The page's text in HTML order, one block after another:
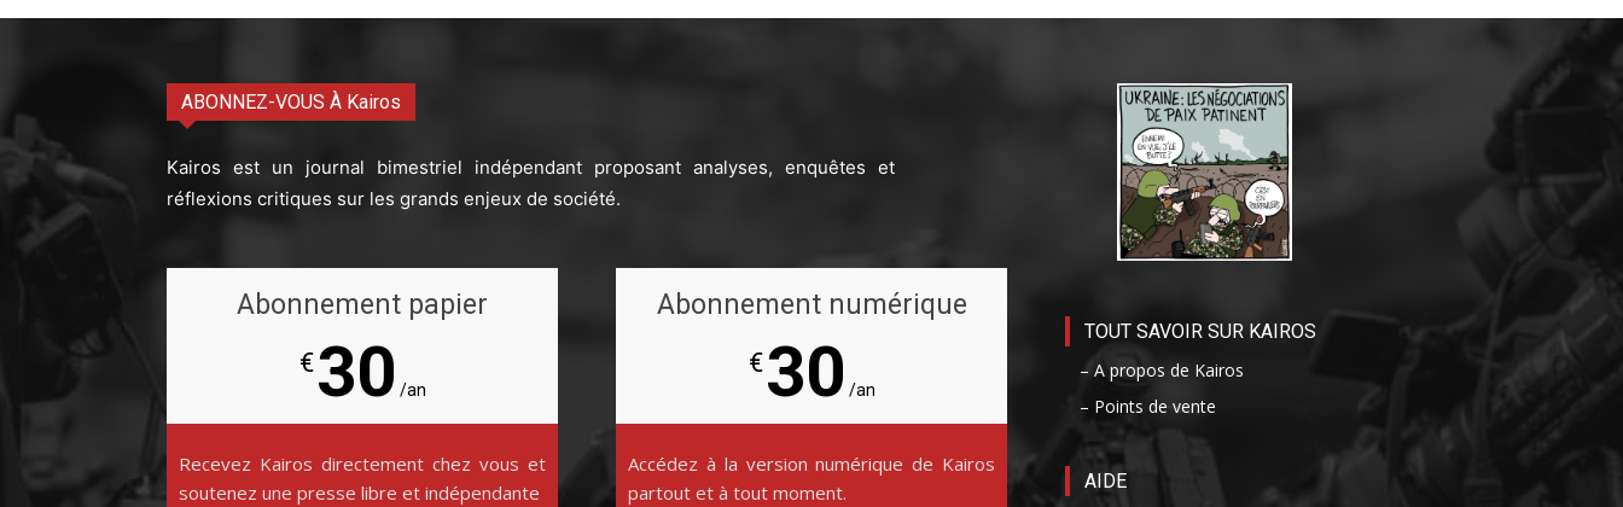
ABONNEZ-VOUS À Kairos
Kairos est un journal bimestriel indépendant proposant analyses, enquêtes et
réflexions critiques sur les grands enjeux de société.
Abonnement papier
€30 /an
Recevez Kairos directement chez vous et
soutenez une presse libre et indépendante
Abonnement numérique
€30 /an
Accédez à la version numérique de Kairos
partout et à tout moment.
TOUT SAVOIR SUR KAIROS
– A propos de Kairos
– Points de vente
AIDE